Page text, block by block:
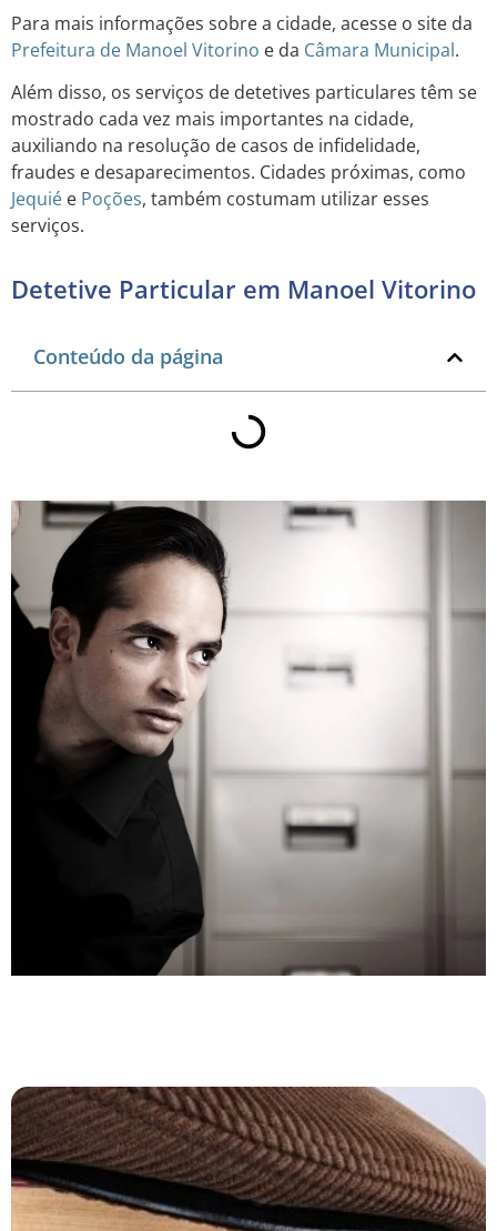
Para mais informações sobre a cidade, acesse o site da
Prefeitura de Manoel Vitorino e da Câmara Municipal.
Além disso, os serviços de detetives particulares têm se
mostrado cada vez mais importantes na cidade,
auxiliando na resolução de casos de infidelidade,
fraudes e desaparecimentos. Cidades próximas, como
Jequié e Poções, também costumam utilizar esses
serviços.
Detetive Particular em Manoel Vitorino
Conteúdo da página